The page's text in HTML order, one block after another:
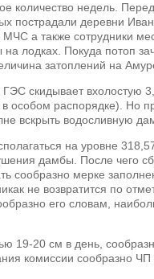
количество недель.
пострадали деревни
а также сотрудники
лодках. Покуда потоп
затоплений на
скидывает вхолостую
особом распорядке). Но
вскрыть водосливную
на уровне
дамбы. После чего
сообразно мерке
не возвратится по
его словам,
19-20 см в день,
комиссии сообразно